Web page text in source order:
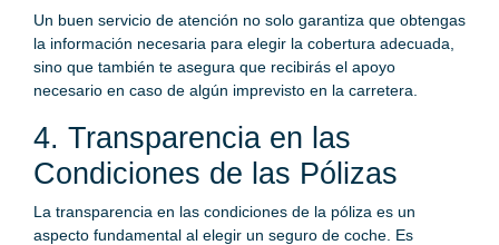
Un buen servicio de atención no solo garantiza que obtengas
la información necesaria para elegir la cobertura adecuada,
sino que también te asegura que recibirás el apoyo
necesario en caso de algún imprevisto en la carretera.
4. Transparencia en las
Condiciones de las Pólizas
La transparencia en las condiciones de la póliza es un
aspecto fundamental al elegir un seguro de coche. Es